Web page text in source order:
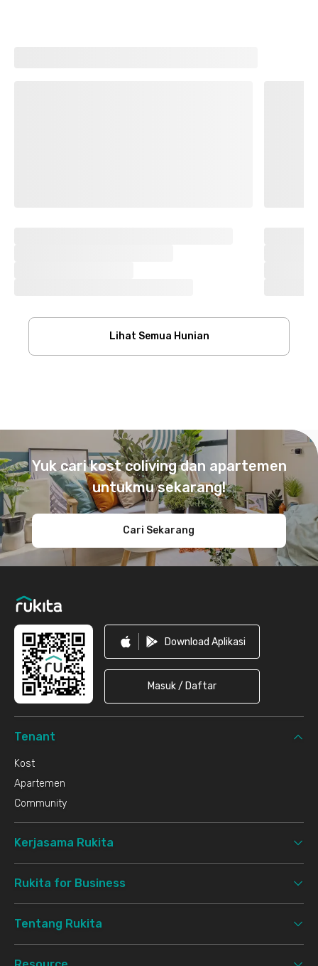
Lihat Semua Hunian
Yuk cari kost coliving dan apartemen
untukmu sekarang!
Cari Sekarang
Download Aplikasi
Masuk / Daftar
Tenant
Kost
Apartemen
Community
Kerjasama Rukita
Rukita for Business
Tentang Rukita